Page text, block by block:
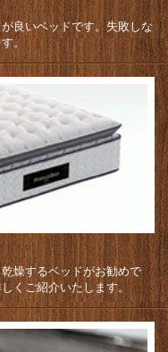
良いベッドです。失敗しな
。
燥するベッドがお勧めで
くご紹介いたします。